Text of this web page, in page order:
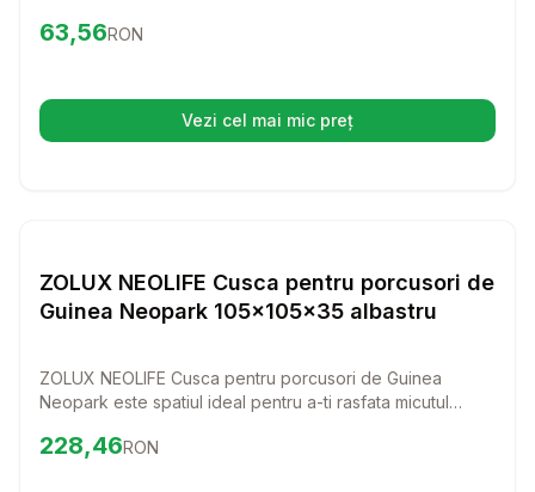
Cu un mix delicios de carne de iepure si somon, aceasta
Preț:63.56
63,56RON
Vezi cel mai mic preț(se deschide într-o filă nouă)
Rozatoare
ZOLUX NEOLIFE Cusca pentru porcusori de
Guinea Neopark 105x105x35 albastru
ZOLUX NEOLIFE Cusca pentru porcusori de Guinea
Neopark este spatiul ideal pentru a-ti rasfata micutul
atragator in nuante de albastru, aceasta cusca ofera un
Preț: 228.46 RON
228,46RON